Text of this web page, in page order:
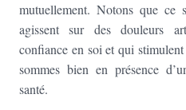
mutuellement. Notons que ce
agissent sur des douleurs
confiance en soi et qui
sommes bien en présence
santé.